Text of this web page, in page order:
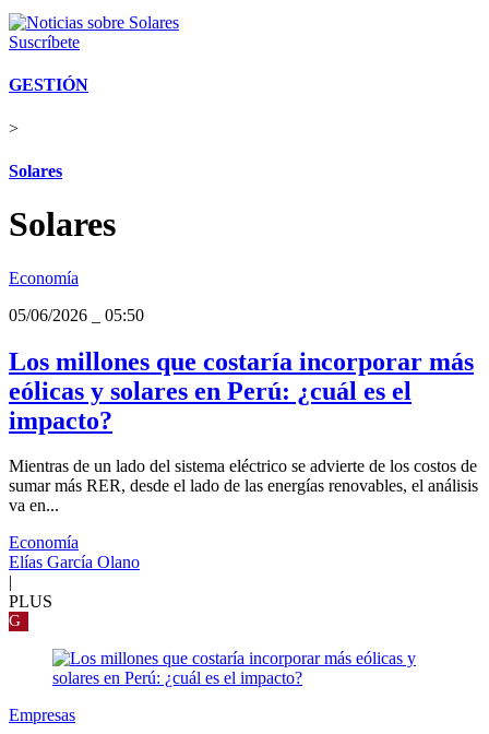
Suscríbete
GESTIÓN
>
Solares
Solares
Economía
05/06/2026
05:50
Los millones que costaría incorporar más
eólicas y solares en Perú: ¿cuál es el
impacto?
Mientras de un lado del sistema eléctrico se advierte de los costos de
sumar más RER, desde el lado de las energías renovables, el análisis
va en...
Economía
Elías García Olano
PLUS
G
Empresas